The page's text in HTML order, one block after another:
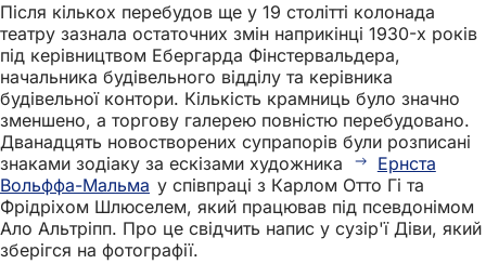
Після кількох перебудов ще у 19 столітті колонада
театру зазнала остаточних змін наприкінці 1930-х років
під керівництвом Ебергарда Фінстервальдера,
начальника будівельного відділу та керівника
будівельної контори. Кількість крамниць було значно
зменшено, а торгову галерею повністю перебудовано.
Дванадцять новостворених супрапорів були розписані
знаками зодіаку за ескізами художника
Ернста
Вольффа-Мальма у співпраці з Карлом Отто Гі та
Фрідріхом Шлюселем, який працював під псевдонімом
Ало Альтріпп. Про це свідчить напис у сузір'ї Діви, який
зберігся на фотографії.